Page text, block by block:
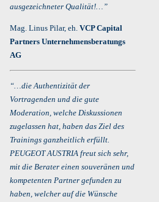
ausgezeichneter Qualität!…”
Mag. Linus Pilar, eh. VCP Capital
Partners Unternehmensberatungs
AG
“…die Authentizität der
Vortragenden und die gute
Moderation, welche Diskussionen
zugelassen hat, haben das Ziel des
Trainings ganzheitlich erfüllt.
PEUGEOT AUSTRIA freut sich sehr,
mit die Berater einen souveränen und
kompetenten Partner gefunden zu
haben, welcher auf die Wünsche